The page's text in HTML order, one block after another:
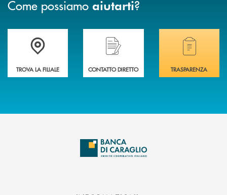
Come possiamo aiutarti?
Accedi all' elenco completo delle filiali di Banca di Caraglio.
TROVA LA FILIALE
Hai bisogno di assistenza immediata?
CONTATTO DIRETTO
Hai bisogno di
TRASPARENZA